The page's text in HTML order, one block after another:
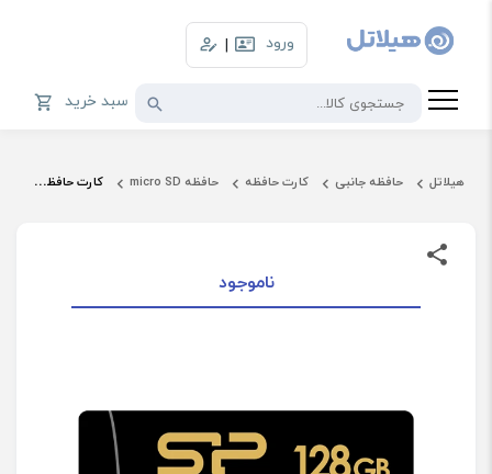
ورود |
سبد خرید
هیلاتل حافظه جانبی کارت حافظه حافظه micro SD کارت حافظه Micro SD سیلیکون پاور ظرفیت 128 گیگابایت مدل High Endurance
ناموجود